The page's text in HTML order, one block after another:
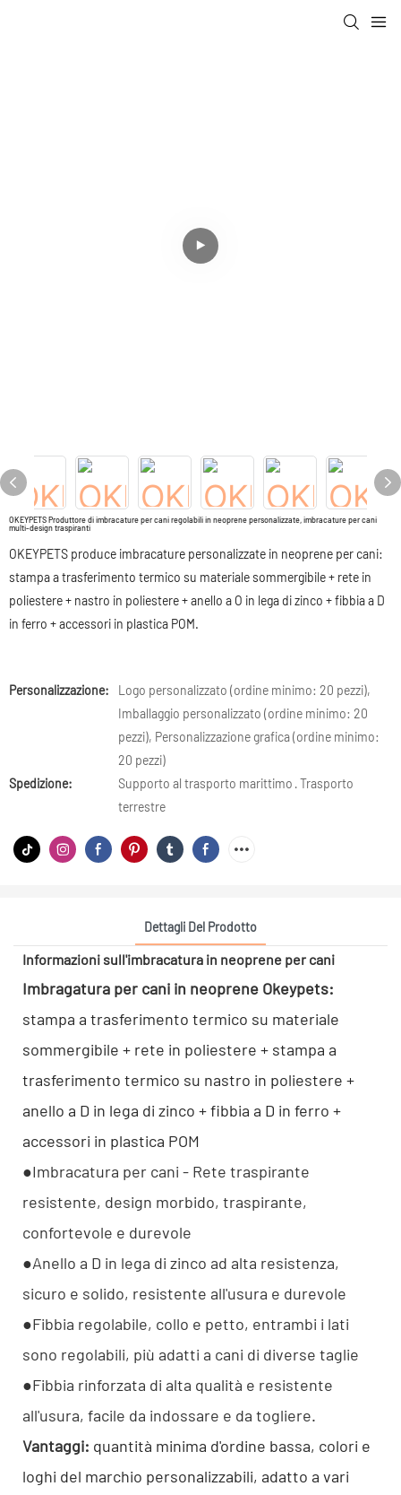
OKEYPETS Produttore di imbracature per cani regolabili in neoprene personalizzate, imbracature per cani
multi-design traspiranti
OKEYPETS produce imbracature personalizzate in neoprene per cani:
stampa a trasferimento termico su materiale sommergibile + rete in
poliestere + nastro in poliestere + anello a O in lega di zinco + fibbia a D
in ferro + accessori in plastica POM.
Personalizzazione:
Logo personalizzato (ordine minimo: 20 pezzi),
Imballaggio personalizzato (ordine minimo: 20
pezzi), Personalizzazione grafica (ordine minimo:
20 pezzi)
Spedizione:
Supporto al trasporto marittimo · Trasporto
terrestre
Dettagli Del Prodotto
Informazioni sull'imbracatura in neoprene per cani
Imbragatura per cani in neoprene Okeypets:
stampa a trasferimento termico su materiale
sommergibile + rete in poliestere + stampa a
trasferimento termico su nastro in poliestere +
anello a D in lega di zinco + fibbia a D in ferro +
accessori in plastica POM
●Imbracatura per cani - Rete traspirante
resistente, design morbido, traspirante,
confortevole e durevole
●Anello a D in lega di zinco ad alta resistenza,
sicuro e solido, resistente all'usura e durevole
●Fibbia regolabile, collo e petto, entrambi i lati
sono regolabili, più adatti a cani di diverse taglie
●Fibbia rinforzata di alta qualità e resistente
all'usura, facile da indossare e da togliere.
Vantaggi: quantità minima d'ordine bassa, colori e
loghi del marchio personalizzabili, adatto a vari